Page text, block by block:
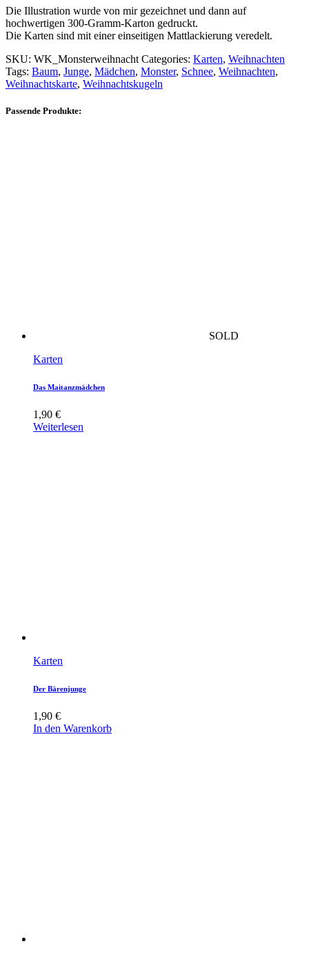
Die Illustration wurde von mir gezeichnet und dann auf
hochwertigen 300-Gramm-Karton gedruckt.
Die Karten sind mit einer einseitigen Mattlackierung veredelt.
SKU: WK_Monsterweihnacht Categories: Karten, Weihnachten
Tags: Baum, Junge, Mädchen, Monster, Schnee, Weihnachten,
Weihnachtskarte, Weihnachtskugeln
Passende Produkte:
SOLD
Karten
Das Maitanzmädchen
1,90 €
Weiterlesen
Karten
Der Bärenjunge
1,90 €
In den Warenkorb